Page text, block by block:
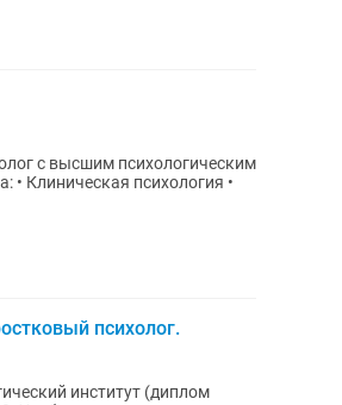
психолог.
институт (диплом